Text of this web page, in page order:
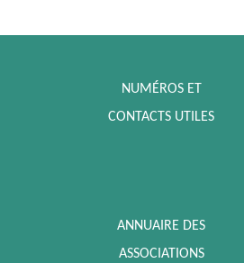
NUMÉROS ET
CONTACTS UTILES
ANNUAIRE DES
ASSOCIATIONS